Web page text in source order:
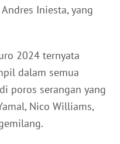
Iniesta, yang
2024 ternyata
dalam semua
poros serangan yang
Nico Williams,